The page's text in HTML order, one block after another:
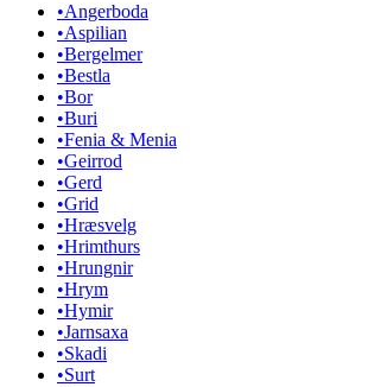
•Angerboda
•Aspilian
•Bergelmer
•Bestla
•Bor
•Buri
•Fenia & Menia
•Geirrod
•Gerd
•Grid
•Hræsvelg
•Hrimthurs
•Hrungnir
•Hrym
•Hymir
•Jarnsaxa
•Skadi
•Surt